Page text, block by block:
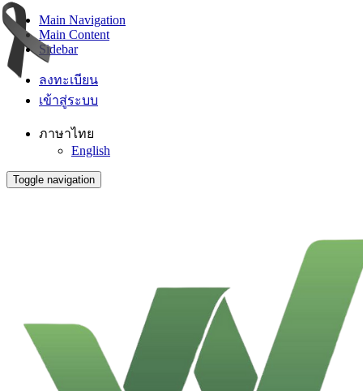
Main Navigation
Main Content
Sidebar
ลงทะเบียน
เข้าสู่ระบบ
ภาษาไทย
English
Toggle navigation